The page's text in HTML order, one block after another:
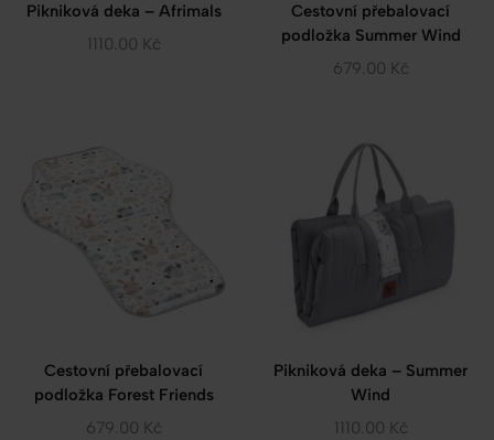
Pikniková deka – Afrimals
1110.00 Kč
Cestovní přebalovací
podložka Summer Wind
679.00 Kč
Cestovní přebalovací
podložka Forest Friends
679.00 Kč
Pikniková deka – Summer
Wind
1110.00 Kč